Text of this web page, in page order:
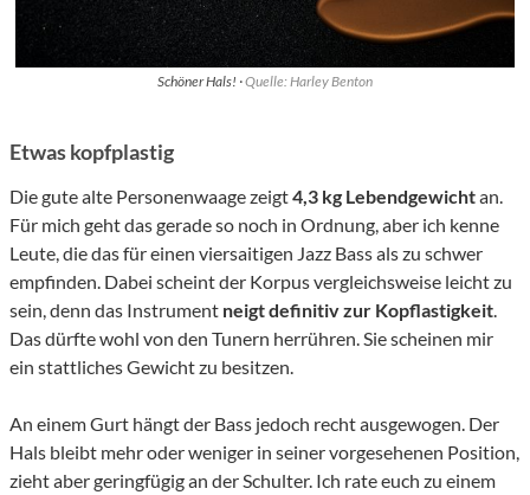
Schöner Hals! ·Quelle: Harley Benton
Etwas kopfplastig
Die gute alte Personenwaage zeigt4,3 kg Lebendgewichtan.
Für mich geht das gerade so noch in Ordnung, aber ich kenne
Leute, die das für einen viersaitigen Jazz Bass als zu schwer
empfinden. Dabei scheint der Korpus vergleichsweise leicht zu
sein, denn das Instrument neigt definitiv zur Kopflastigkeit
Das dürfte wohl von den Tunern herrühren. Sie scheinen mir
ein stattliches Gewicht zu besitzen.
An einem Gurt hängt der Bass jedoch recht ausgewogen. Der
Hals bleibt mehr oder weniger in seiner vorgesehenen Position,
zieht aber geringfügig an der Schulter. Ich rate euch zu einem